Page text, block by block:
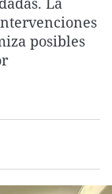
rosa de los vientos
viajera
el perro y el
de
Vasco
posibles